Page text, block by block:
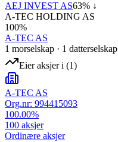
AEJ INVEST AS63% ↓
A-TEC HOLDING AS
100%
A-TEC AS
1 morselskap · 1 datterselskap
Eier aksjer i (1)
A-TEC AS
Org.nr: 994415093
100.00%
100 aksjer
Ordinære aksjer